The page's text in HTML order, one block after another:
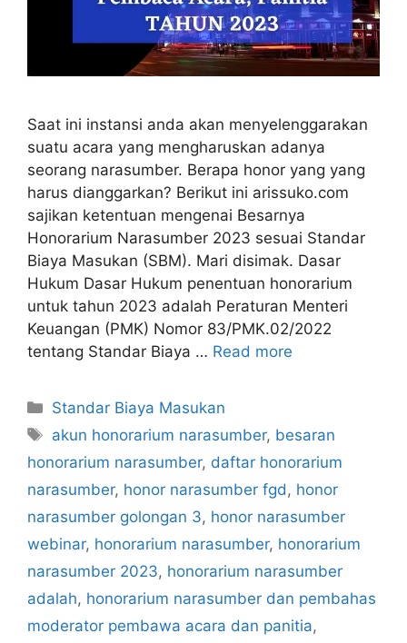
Saat ini instansi anda akan menyelenggarakan
suatu acara yang mengharuskan adanya
seorang narasumber. Berapa honor yang yang
harus dianggarkan? Berikut ini arissuko.com
sajikan ketentuan mengenai Besarnya
Honorarium Narasumber 2023 sesuai Standar
Biaya Masukan (SBM). Mari disimak. Dasar
Hukum Dasar Hukum penentuan honorarium
untuk tahun 2023 adalah Peraturan Menteri
Keuangan (PMK) Nomor 83/PMK.02/2022
tentang Standar Biaya … Read more
Categories
Standar Biaya Masukan
Tags
akun honorarium narasumber, besaran
honorarium narasumber, daftar honorarium
narasumber, honor narasumber fgd, honor
narasumber golongan 3, honor narasumber
webinar, honorarium narasumber, honorarium
narasumber 2023, honorarium narasumber
adalah, honorarium narasumber dan pembahas
moderator pembawa acara dan panitia,